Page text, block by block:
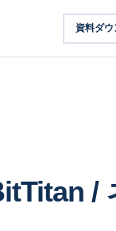
資料ダウ
/